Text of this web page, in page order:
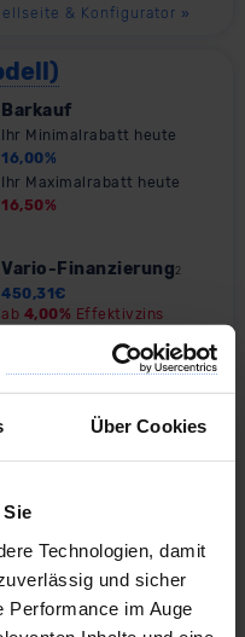
Über Cookies
Technologien, damit
und sicher
Performance im Auge
& Konfigurator »
Barkauf
Ihr Minimalrabatt heute
16,00%
Ihr Maximalrabatt heute
16,50%
Vario-Finanzierung 2
450,31€
ab 4,00% Effektivzins
& Konfigurator»
17,50
Ihr Maximalrabatt heute
22,00%
Vario-Finanzierung